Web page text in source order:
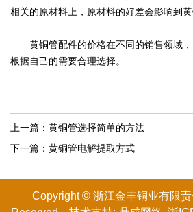
相关的原材料上，原材料的好差会影响到黄
黄铜管配件的价格在不同的销售领域，
根据自己的需要合理选择。
上一篇： 黄铜管选择简单的方法
下一篇： 黄铜管电解提取方式
Copyright © 浙江金丰铜业有限